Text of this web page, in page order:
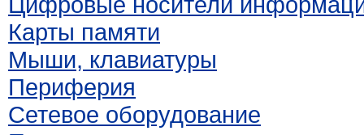
Карты памяти
Мыши, клавиатуры
Периферия
Сетевое оборудование